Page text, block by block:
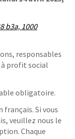
b3a, 1000
responsables
à profit social
obligatoire.
français. Si vous
veuillez nous le
Chaque